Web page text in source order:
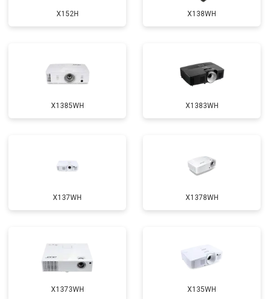
X152H X138WH
X1385WH X1383WH
X137WH X1378WH
X1373WH X135WH